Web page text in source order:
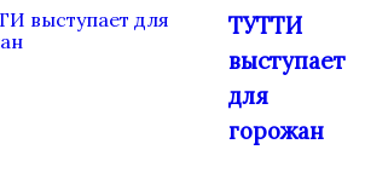
ТУТТИ
выступает
для
горожан